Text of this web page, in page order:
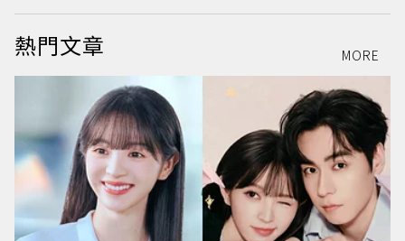
熱門文章 MORE